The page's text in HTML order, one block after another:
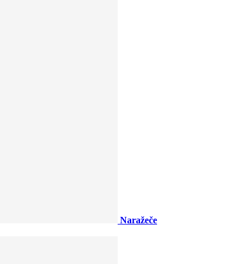
Naražeče